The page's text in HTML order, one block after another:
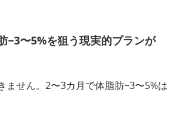
−3〜5%を狙う現実的プランが
ません。2〜3カ月で体脂肪−3〜5%は